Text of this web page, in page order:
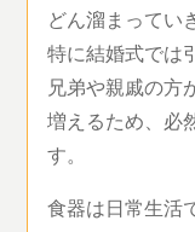
どん溜まってい
特に結婚式では
兄弟や親戚の方
増えるため、必
す。
食器は日常生活